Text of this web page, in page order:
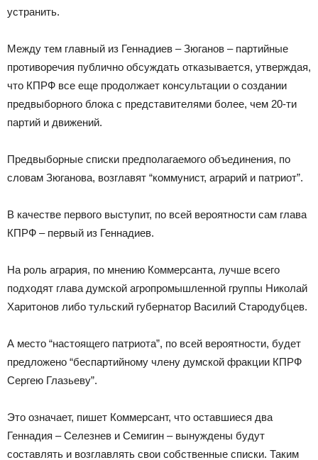
устранить.
Между тем главный из Геннадиев – Зюганов – партийные
противоречия публично обсуждать отказывается, утверждая,
что КПРФ все еще продолжает консультации о создании
предвыборного блока с представителями более, чем 20-ти
партий и движений.
Предвыборные списки предполагаемого объединения, по
словам Зюганова, возглавят “коммунист, аграрий и патриот”.
В качестве первого выступит, по всей вероятности сам глава
КПРФ – первый из Геннадиев.
На роль агрария, по мнению Коммерсанта, лучше всего
подходят глава думской агропромышленной группы Николай
Харитонов либо тульский губернатор Василий Стародубцев.
А место “настоящего патриота”, по всей вероятности, будет
предложено “беспартийному члену думской фракции КПРФ
Сергею Глазьеву”.
Это означает, пишет Коммерсант, что оставшиеся два
Геннадия – Селезнев и Семигин – вынуждены будут
составлять и возглавлять свои собственные списки. Таким